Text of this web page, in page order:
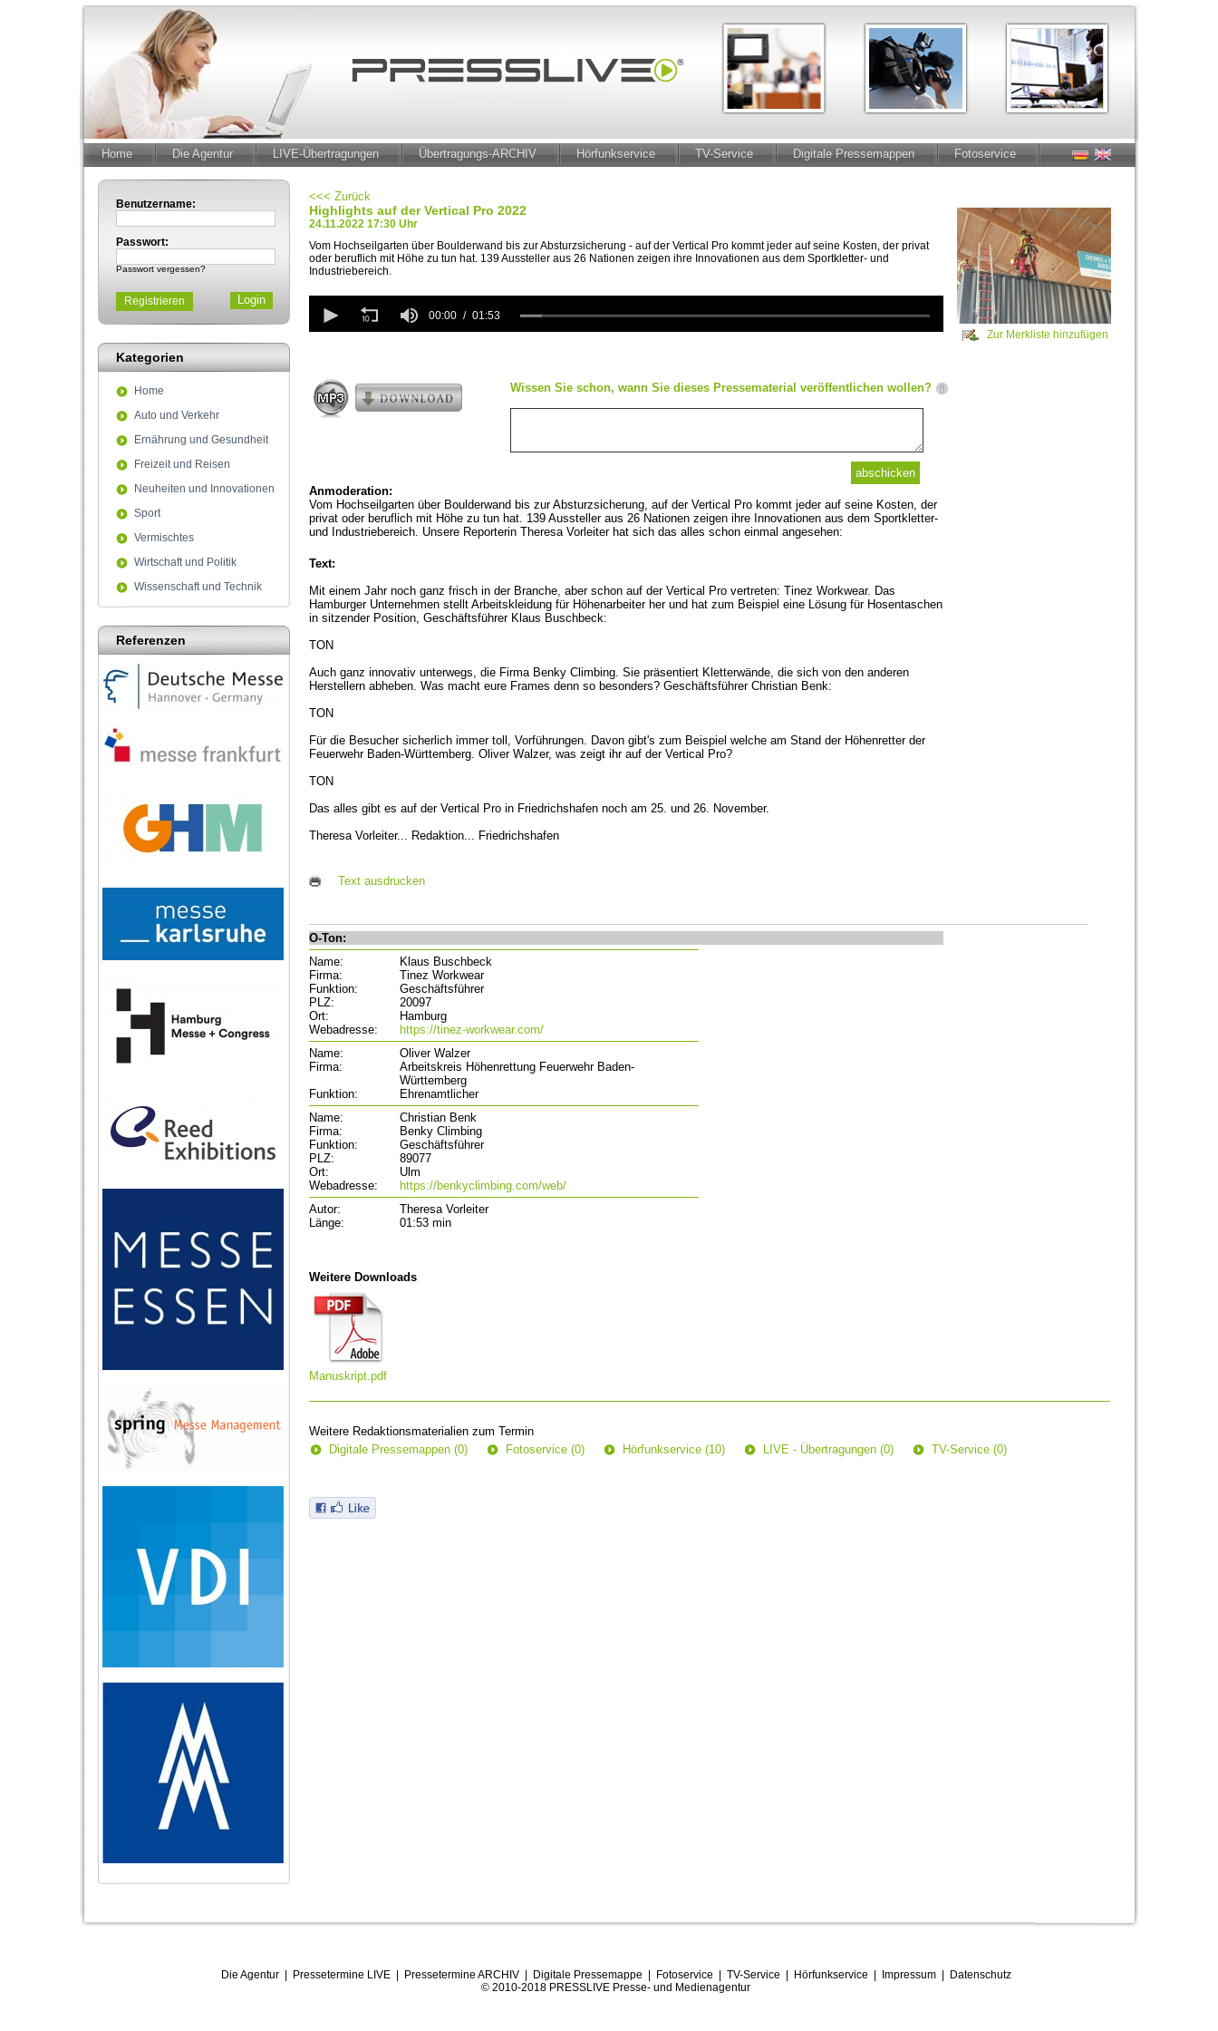
Home Die Agentur LIVE-Übertragungen Übertragungs-ARCHIV Hörfunkservice TV-Service Digitale Pressemappen Fotoservice
Benutzername:
Passwort:
Passwort vergessen?
Registrieren
Kategorien
Home
Auto und Verkehr
Ernährung und Gesundheit
Freizeit und Reisen
Neuheiten und Innovationen
Sport
Vermischtes
Wirtschaft und Politik
Wissenschaft und Technik
Referenzen
<<< Zurück
Highlights auf der Vertical Pro 2022
24.11.2022 17:30 Uhr
Vom Hochseilgarten über Boulderwand bis zur Absturzsicherung - auf der Vertical Pro kommt jeder auf seine Kosten, der privat
oder beruflich mit Höhe zu tun hat. 139 Aussteller aus 26 Nationen zeigen ihre Innovationen aus dem Sportkletter- und
Industriebereich.
seconds
of
secondsVolume
90%
00:00
01:53
Zur Merkliste hinzufügen
Wissen Sie schon, wann Sie dieses Pressematerial veröffentlichen wollen?
Anmoderation:
Vom Hochseilgarten über Boulderwand bis zur Absturzsicherung, auf der Vertical Pro kommt jeder auf seine Kosten, der
privat oder beruflich mit Höhe zu tun hat. 139 Aussteller aus 26 Nationen zeigen ihre Innovationen aus dem Sportkletter-
und Industriebereich. Unsere Reporterin Theresa Vorleiter hat sich das alles schon einmal angesehen:
Text:
Mit einem Jahr noch ganz frisch in der Branche, aber schon auf der Vertical Pro vertreten: Tinez Workwear. Das
Hamburger Unternehmen stellt Arbeitskleidung für Höhenarbeiter her und hat zum Beispiel eine Lösung für Hosentaschen
in sitzender Position, Geschäftsführer Klaus Buschbeck:
TON
Auch ganz innovativ unterwegs, die Firma Benky Climbing. Sie präsentiert Kletterwände, die sich von den anderen
Herstellern abheben. Was macht eure Frames denn so besonders? Geschäftsführer Christian Benk:
TON
Für die Besucher sicherlich immer toll, Vorführungen. Davon gibt's zum Beispiel welche am Stand der Höhenretter der
Feuerwehr Baden-Württemberg. Oliver Walzer, was zeigt ihr auf der Vertical Pro?
TON
Das alles gibt es auf der Vertical Pro in Friedrichshafen noch am 25. und 26. November.
Theresa Vorleiter... Redaktion... Friedrichshafen
Text ausdrucken
O-Ton:
Name:
Klaus Buschbeck
Firma:
Tinez Workwear
Funktion:
Geschäftsführer
PLZ:
20097
Ort:
Hamburg
Webadresse:
https://tinez-workwear.com/
Name:
Oliver Walzer
Firma:
Arbeitskreis Höhenrettung Feuerwehr Baden-
Württemberg
Funktion:
Ehrenamtlicher
Name:
Christian Benk
Firma:
Benky Climbing
Funktion:
Geschäftsführer
PLZ:
89077
Ort:
Ulm
Webadresse:
https://benkyclimbing.com/web/
Autor:
Theresa Vorleiter
Länge:
01:53 min
Weitere Downloads
Manuskript.pdf
Weitere Redaktionsmaterialien zum Termin
Digitale Pressemappen (0)
Fotoservice (0) Hörfunkservice (10) LIVE - Übertragungen (0) TV-Service (0)
Die Agentur| Pressetermine LIVE| Pressetermine ARCHIV| Digitale Pressemappe Fotoservice TV-Service Hörfunkservice Impressum| Datenschutz
© 2010-2018 PRESSLIVE Presse- und Medienagentur